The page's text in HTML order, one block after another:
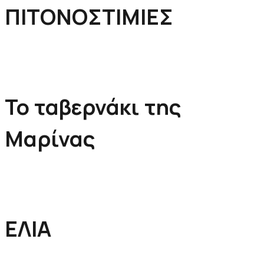
ΠΙΤΟΝΟΣΤΙΜΙΕΣ
Το ταβερνάκι της
Μαρίνας
ΕΛΙΑ